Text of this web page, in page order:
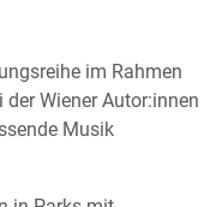
im Rahmen
der Wiener Autor:innen
Musik